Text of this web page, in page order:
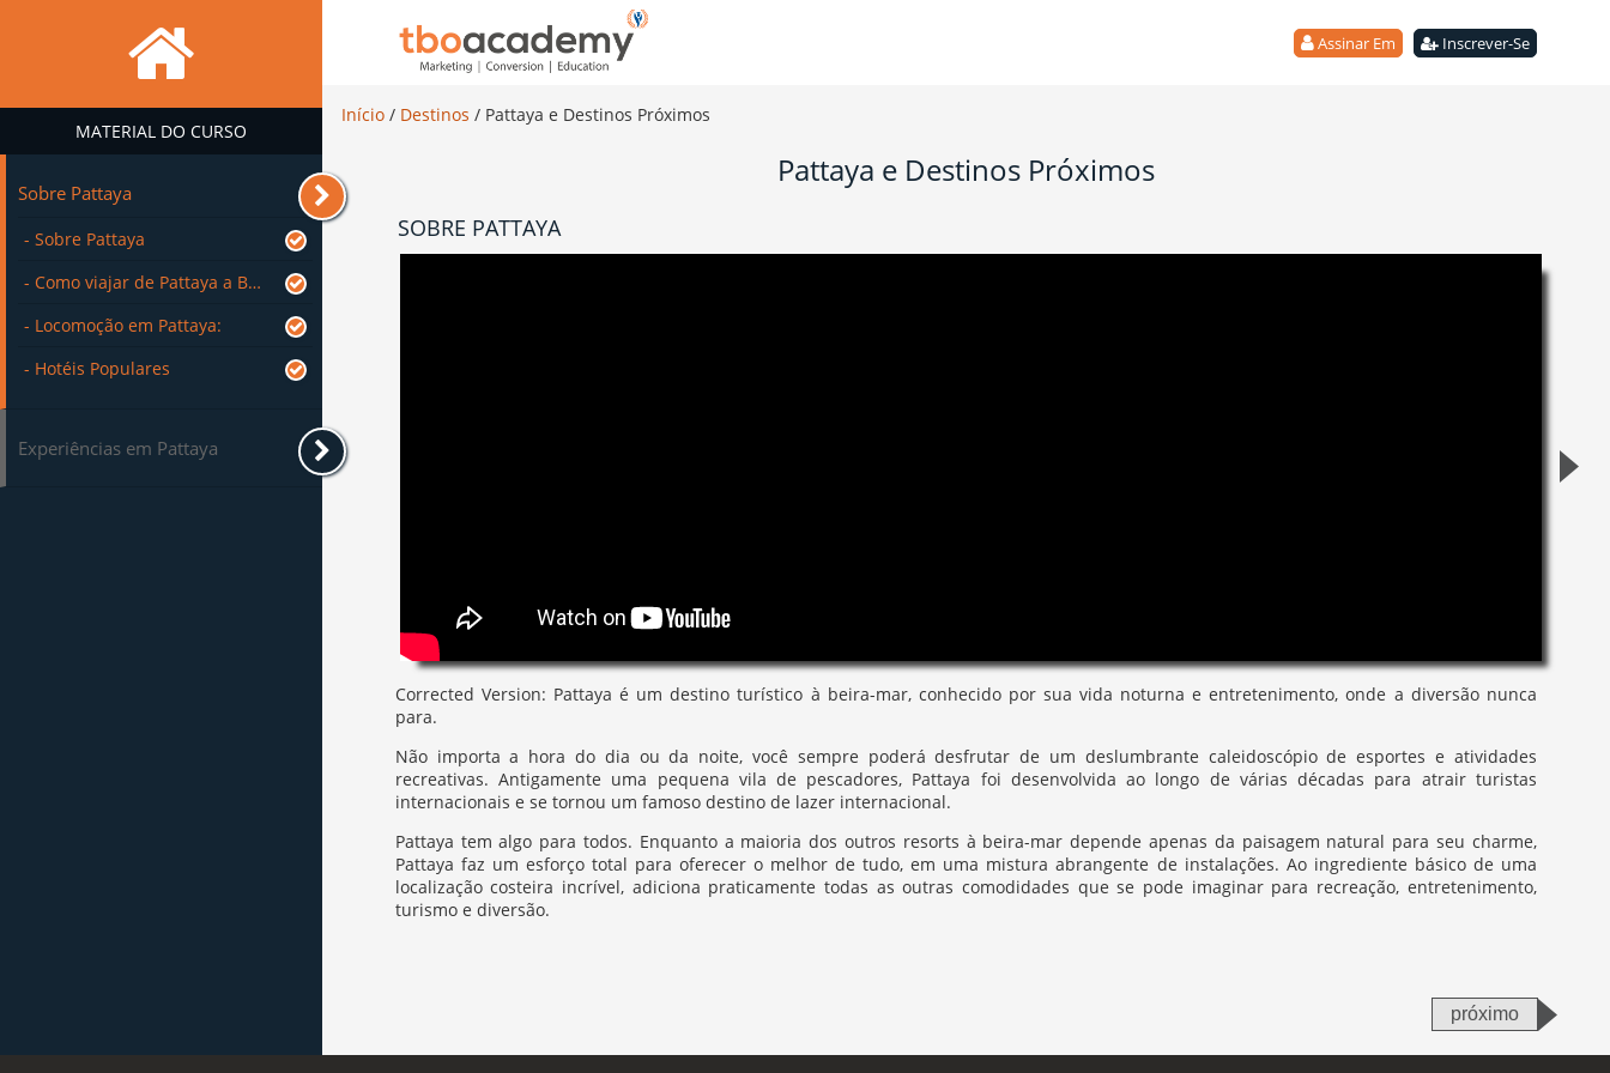
MATERIAL DO CURSO
Sobre Pattaya
- Sobre Pattaya
- Como viajar de Pattaya a Bangkok
- Locomoção em Pattaya:
- Hotéis Populares
Experiências em Pattaya
Assinar Em Inscrever-Se
Início / Destinos / Pattaya e Destinos Próximos
Pattaya e Destinos Próximos
SOBRE PATTAYA
Corrected Version: Pattaya é um destino turístico à beira-mar, conhecido por sua vida noturna e entretenimento, onde a diversão nunca
para.
Não importa a hora do dia ou da noite, você sempre poderá desfrutar de um deslumbrante caleidoscópio de esportes e atividades
recreativas. Antigamente uma pequena vila de pescadores, Pattaya foi desenvolvida ao longo de várias décadas para atrair turistas
internacionais e se tornou um famoso destino de lazer internacional.
Pattaya tem algo para todos. Enquanto a maioria dos outros resorts à beira-mar depende apenas da paisagem natural para seu charme,
Pattaya faz um esforço total para oferecer o melhor de tudo, em uma mistura abrangente de instalações. Ao ingrediente básico de uma
localização costeira incrível, adiciona praticamente todas as outras comodidades que se pode imaginar para recreação, entretenimento,
turismo e diversão.
próximo